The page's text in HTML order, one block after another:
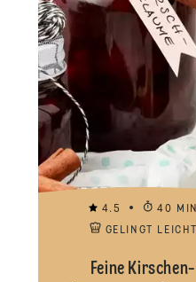
4.5
40 MIN
GELINGT LEICHT
Feine Kirschen-